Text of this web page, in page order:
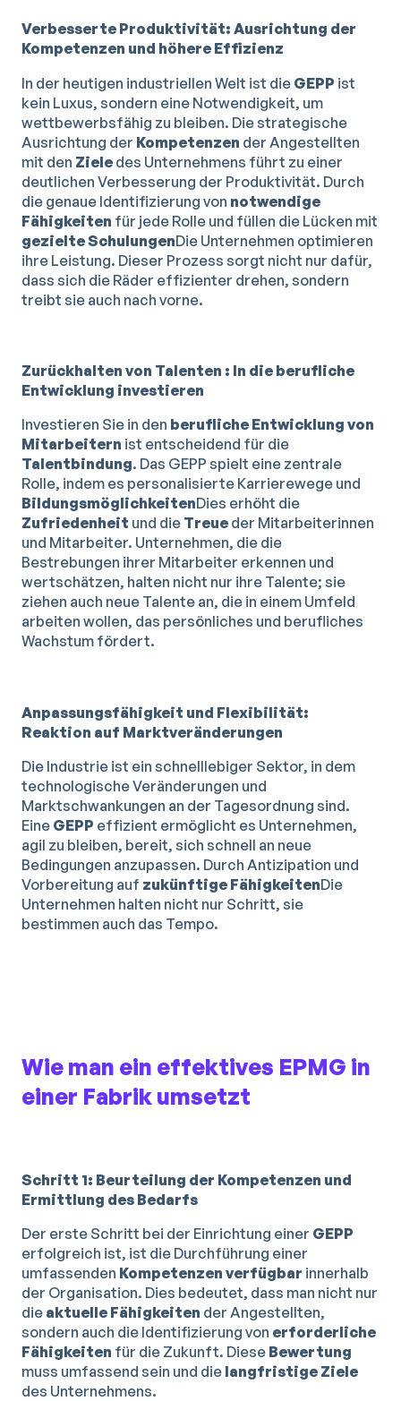
Verbesserte Produktivität: Ausrichtung der
Kompetenzen und höhere Effizienz
In der heutigen industriellen Welt ist die GEPP ist
kein Luxus, sondern eine Notwendigkeit, um
wettbewerbsfähig zu bleiben. Die strategische
Ausrichtung der Kompetenzen der Angestellten
mit den Ziele des Unternehmens führt zu einer
deutlichen Verbesserung der Produktivität. Durch
die genaue Identifizierung von notwendige
Fähigkeiten für jede Rolle und füllen die Lücken mit
gezielte SchulungenDie Unternehmen optimieren
ihre Leistung. Dieser Prozess sorgt nicht nur dafür,
dass sich die Räder effizienter drehen, sondern
treibt sie auch nach vorne.
Zurückhalten von Talenten : In die berufliche
Entwicklung investieren
Investieren Sie in den berufliche Entwicklung von
Mitarbeitern ist entscheidend für die
Talentbindung. Das GEPP spielt eine zentrale
Rolle, indem es personalisierte Karrierewege und
BildungsmöglichkeitenDies erhöht die
Zufriedenheit und die Treue der Mitarbeiterinnen
und Mitarbeiter. Unternehmen, die die
Bestrebungen ihrer Mitarbeiter erkennen und
wertschätzen, halten nicht nur ihre Talente; sie
ziehen auch neue Talente an, die in einem Umfeld
arbeiten wollen, das persönliches und berufliches
Wachstum fördert.
Anpassungsfähigkeit und Flexibilität:
Reaktion auf Marktveränderungen
Die Industrie ist ein schnelllebiger Sektor, in dem
technologische Veränderungen und
Marktschwankungen an der Tagesordnung sind.
Eine GEPP effizient ermöglicht es Unternehmen,
agil zu bleiben, bereit, sich schnell an neue
Bedingungen anzupassen. Durch Antizipation und
Vorbereitung auf zukünftige FähigkeitenDie
Unternehmen halten nicht nur Schritt, sie
bestimmen auch das Tempo.
Wie man ein effektives EPMG in
einer Fabrik umsetzt
Schritt 1: Beurteilung der Kompetenzen und
Ermittlung des Bedarfs
Der erste Schritt bei der Einrichtung einer GEPP
erfolgreich ist, ist die Durchführung einer
umfassenden Kompetenzen verfügbar innerhalb
der Organisation. Dies bedeutet, dass man nicht nur
die aktuelle Fähigkeiten der Angestellten,
sondern auch die Identifizierung von erforderliche
Fähigkeiten für die Zukunft. Diese Bewertung
muss umfassend sein und die langfristige Ziele
des Unternehmens.